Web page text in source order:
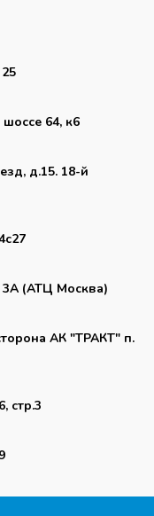
64, к6
д.15. 18-й
3А (АТЦ Москва)
АК "ТРАКТ" п.
стр.3